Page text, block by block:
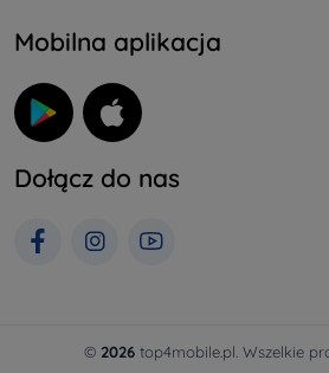
Mobilna aplikacja
Dołącz do nas
© 2026 top4mobile.pl. Wszelkie